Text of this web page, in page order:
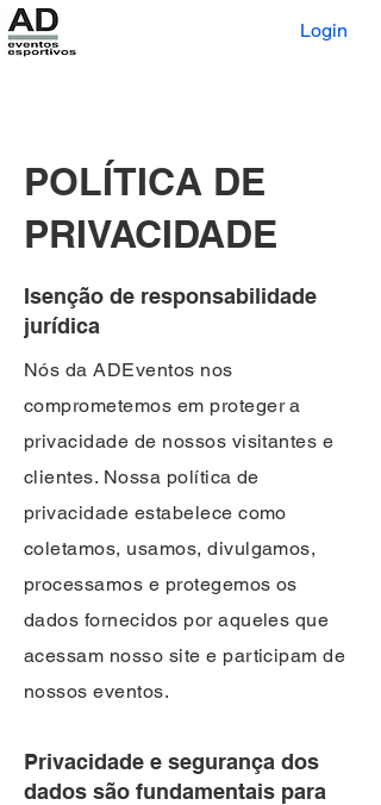
Login
POLÍTICA DE
PRIVACIDADE
Isenção de responsabilidade
jurídica
Nós da ADEventos nos
comprometemos em proteger a
privacidade de nossos visitantes e
clientes. Nossa política de
privacidade estabelece como
coletamos, usamos, divulgamos,
processamos e protegemos os
dados fornecidos por aqueles que
acessam nosso site e participam de
nossos eventos.
Privacidade e segurança dos
dados são fundamentais para